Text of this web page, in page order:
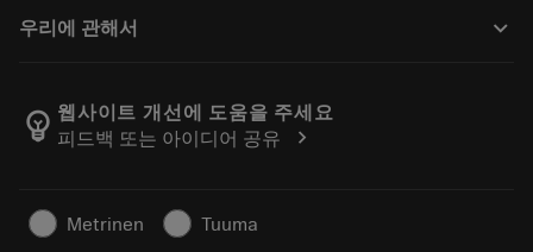
Hesap makineleri ve uygulamalar
Sipariş
Siparişinizi takip edin
Fiyat teklifi oluşturun
우리에 관해서 keyboard_arrow_down
Manufacturing Wellness
Kariyer
Makaleler
Basın için
emoji_objects 웹사이트 개선에 도움을 주세요
피드백 또는 아이디어 공유
chevron_right
Metrinen Tuuma